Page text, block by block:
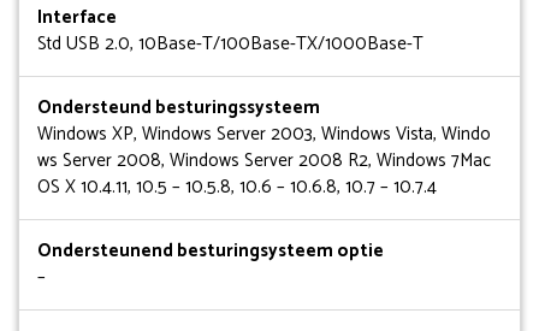
Interface
Std USB 2.0, 10Base-T/100Base-TX/1000Base-T
Ondersteund besturingssysteem
Windows XP, Windows Server 2003, Windows Vista, Windo
ws Server 2008, Windows Server 2008 R2, Windows 7Mac
OS X 10.4.11, 10.5 – 10.5.8, 10.6 – 10.6.8, 10.7 – 10.7.4
Ondersteunend besturingsysteem optie
–